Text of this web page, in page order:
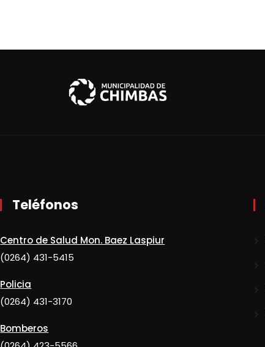
Teléfonos
Centro de Salud Mon. Baez Laspiur
(0264) 431-5415
Policia
(0264) 431-3170
Bomberos